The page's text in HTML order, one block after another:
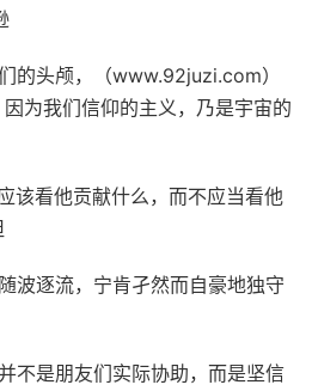
的头颅，（www.92juzi.com）
为我们信仰的主义，乃是宇宙的
该看他贡献什么，而不应当看他
波逐流，宁肯孑然而自豪地独守
不是朋友们实际协助，而是坚信